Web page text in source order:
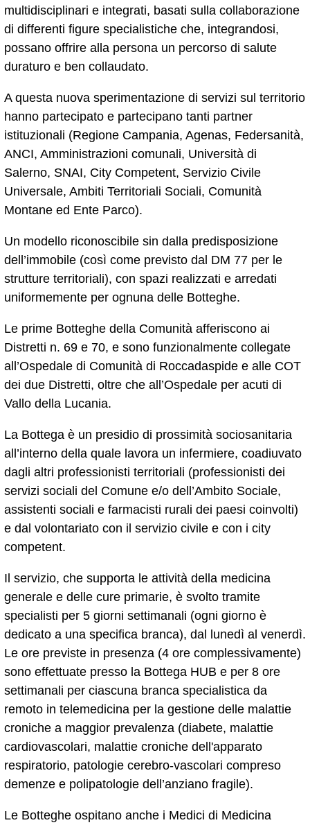
multidisciplinari e integrati, basati sulla collaborazione
di differenti figure specialistiche che, integrandosi,
possano offrire alla persona un percorso di salute
duraturo e ben collaudato.
A questa nuova sperimentazione di servizi sul territorio
hanno partecipato e partecipano tanti partner
istituzionali (Regione Campania, Agenas, Federsanità,
ANCI, Amministrazioni comunali, Università di
Salerno, SNAI, City Competent, Servizio Civile
Universale, Ambiti Territoriali Sociali, Comunità
Montane ed Ente Parco).
Un modello riconoscibile sin dalla predisposizione
dell’immobile (così come previsto dal DM 77 per le
strutture territoriali), con spazi realizzati e arredati
uniformemente per ognuna delle Botteghe.
Le prime Botteghe della Comunità afferiscono ai
Distretti n. 69 e 70, e sono funzionalmente collegate
all’Ospedale di Comunità di Roccadaspide e alle COT
dei due Distretti, oltre che all’Ospedale per acuti di
Vallo della Lucania.
La Bottega è un presidio di prossimità sociosanitaria
all’interno della quale lavora un infermiere, coadiuvato
dagli altri professionisti territoriali (professionisti dei
servizi sociali del Comune e/o dell’Ambito Sociale,
assistenti sociali e farmacisti rurali dei paesi coinvolti)
e dal volontariato con il servizio civile e con i city
competent.
Il servizio, che supporta le attività della medicina
generale e delle cure primarie, è svolto tramite
specialisti per 5 giorni settimanali (ogni giorno è
dedicato a una specifica branca), dal lunedì al venerdì.
Le ore previste in presenza (4 ore complessivamente)
sono effettuate presso la Bottega HUB e per 8 ore
settimanali per ciascuna branca specialistica da
remoto in telemedicina per la gestione delle malattie
croniche a maggior prevalenza (diabete, malattie
cardiovascolari, malattie croniche dell'apparato
respiratorio, patologie cerebro-vascolari compreso
demenze e polipatologie dell’anziano fragile).
Le Botteghe ospitano anche i Medici di Medicina